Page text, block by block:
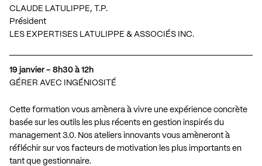
CLAUDE LATULIPPE, T.P.
Président
LES EXPERTISES LATULIPPE & ASSOCIÉS INC.
19 janvier – 8h30 à 12h
GÉRER AVEC INGÉNIOSITÉ
Cette formation vous amènera à vivre une expérience concrète
basée sur les outils les plus récents en gestion inspirés du
management 3.0. Nos ateliers innovants vous amèneront à
réfléchir sur vos facteurs de motivation les plus importants en
tant que gestionnaire.